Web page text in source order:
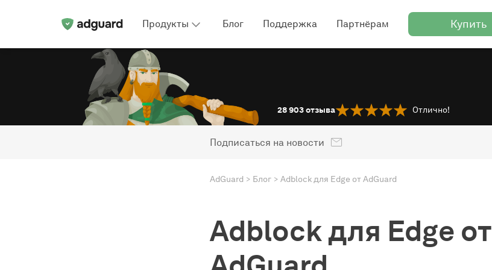
Продукты Блог Поддержка Партнёрам Купить
28 903отзыва Отлично!
Подписаться на новости
AdGuard Блог Adblock для Edge от AdGuard
Adblock для Edge от